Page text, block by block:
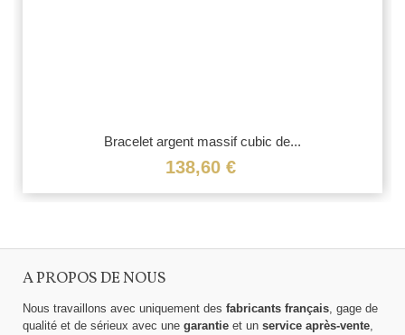
Bracelet argent massif cubic de...
138,60 €
A PROPOS DE NOUS
Nous travaillons avec uniquement des fabricants français, gage de
qualité et de sérieux avec une garantie et un service après-vente,